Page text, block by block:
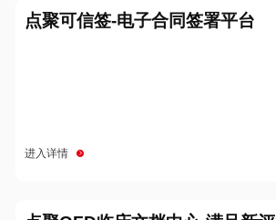
点聚可信签-电子合同签署平台
进入详情